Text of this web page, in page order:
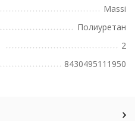
Massi
Полиуретан
2
8430495111950